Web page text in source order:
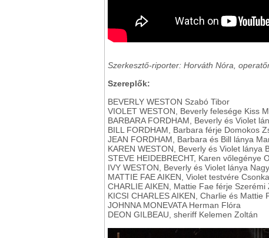
Szerkesztő-riporter: Horváth Nóra,
Szereplők:
BEVERLY WESTON Szabó Tibor
VIOLET WESTON, Beverly felesége Kiss
BARBARA FORDHAM, Beverly és Violet
BILL FORDHAM, Barbara férje Domokos
JEAN FORDHAM, Barbara és Bill lánya
KAREN WESTON, Beverly és Violet lánya
STEVE HEIDEBRECHT, Karen vőlegénye
IVY WESTON, Beverly és Violet lánya
MATTIE FAE AIKEN, Violet testvére
CHARLIE AIKEN, Mattie Fae férje Szerémi
KICSI CHARLES AIKEN, Charlie és Mattie
JOHNNA MONEVATA Herman Flóra
DEON GILBEAU, sheriff Kelemen Zoltán